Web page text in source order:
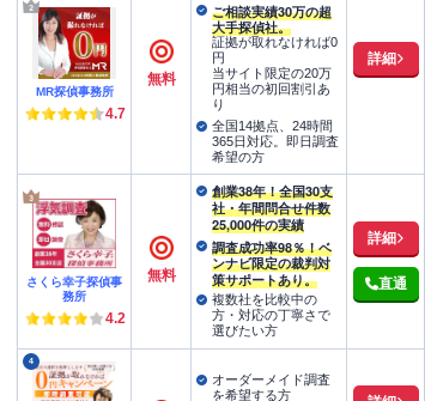
MR探偵事務所
4.7
無料
ご相談実績30万の超
大手探偵社。
証拠が取れなければ0
円
当サイト限定の20万
円相当の初回割引あ
り
全国14拠点、24時間
365日対応。即日調査
希望の方
詳細
さくら幸子探偵事
務所
4.2
無料
創業38年！全国30支
社・年間問合せ件数
25,000件の実績
調査成功率98％！ベ
ンナビ限定の裁判対
策サポートあり。
複数社を比較中の
方・対応の丁寧さで
選びたい方
詳細
直通
4
オーダーメイド調査
を希望する方